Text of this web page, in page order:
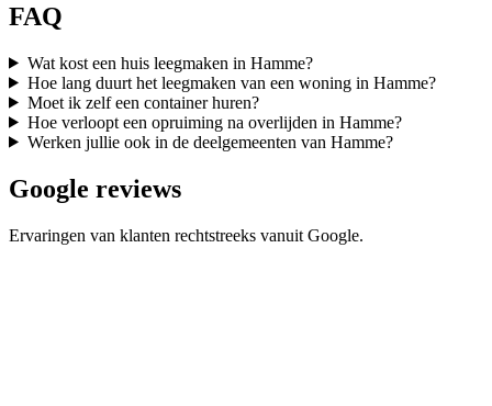
FAQ
Wat kost een huis leegmaken in Hamme?
Hoe lang duurt het leegmaken van een woning in Hamme?
Moet ik zelf een container huren?
Hoe verloopt een opruiming na overlijden in Hamme?
Werken jullie ook in de deelgemeenten van Hamme?
Google reviews
Ervaringen van klanten rechtstreeks vanuit Google.